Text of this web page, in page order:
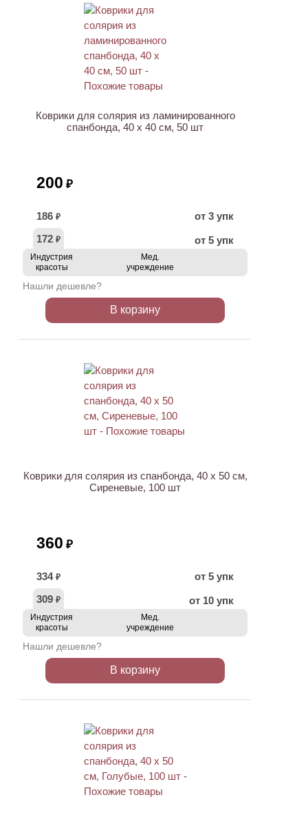
Коврики для солярия из ламинированного
спанбонда, 40 x 40 см, 50 шт
200 ₽
186 ₽
от 3 упк
172 ₽ от 5 упк
Индустрия
красоты
Мед.
учреждение
Нашли дешевле?
В корзину
Коврики для солярия из спанбонда, 40 х 50 см,
Сиреневые, 100 шт
360 ₽
334 ₽
от 5 упк
309 ₽ от 10 упк
Индустрия
красоты
Мед.
учреждение
Нашли дешевле?
В корзину